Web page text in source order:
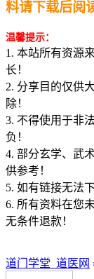
料请下载后阅
温馨提示：
1. 本站所有资源
长！
2. 分享目的仅供
除！
3. 不得使用于非
负！
4. 部分玄学、武
供参考！
5. 如有链接无法
6. 所有资料在您
无条件退款！
道门学堂_道医网